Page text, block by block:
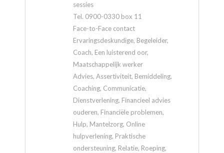
sessies
Tel. 0900-0330 box 11
Face-to-Face contact
Ervaringsdeskundige, Begeleider,
Coach, Een luisterend oor,
Maatschappelijk werker
Advies, Assertiviteit, Bemiddeling,
Coaching, Communicatie,
Dienstverlening, Financieel advies
ouderen, Financiële problemen,
Hulp, Mantelzorg, Online
hulpverlening, Praktische
ondersteuning, Relatie, Roeping,